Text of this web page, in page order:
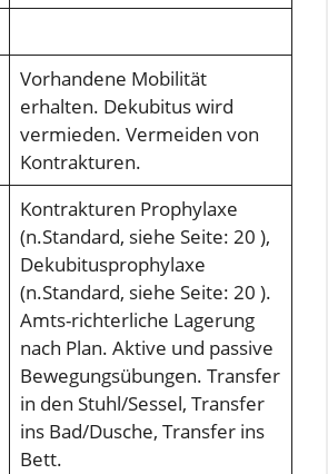
Vorhandene Mobilität
erhalten. Dekubitus wird
vermieden. Vermeiden von
Kontrakturen.
Kontrakturen Prophylaxe
(n.Standard, siehe Seite: 20 ),
Dekubitusprophylaxe
(n.Standard, siehe Seite: 20 ).
Amts-richterliche Lagerung
nach Plan. Aktive und passive
Bewegungsübungen. Transfer
in den Stuhl/Sessel, Transfer
ins Bad/Dusche, Transfer ins
Bett.